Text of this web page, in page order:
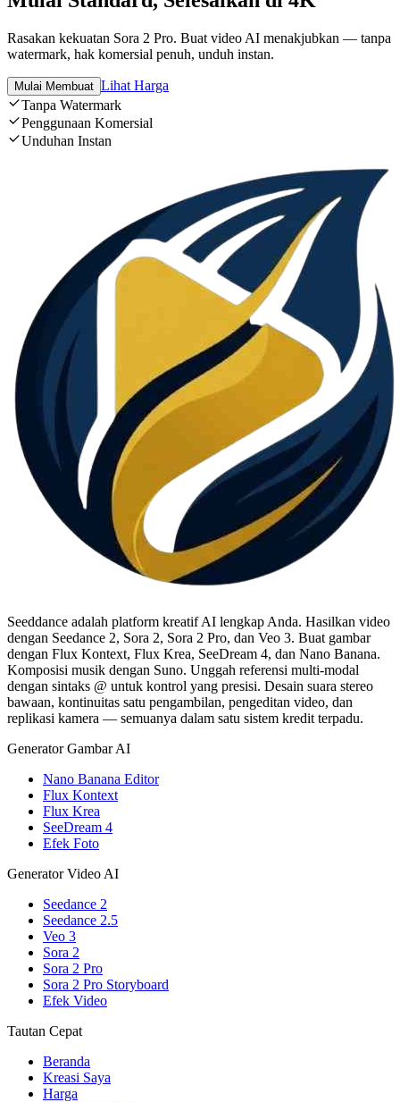
Rasakan kekuatan Sora 2 Pro. Buat video AI menakjubkan — tanpa
watermark, hak komersial penuh, unduh instan.
Mulai Membuat Lihat Harga
Tanpa Watermark
Penggunaan Komersial
Unduhan Instan
Seeddance adalah platform kreatif AI lengkap Anda. Hasilkan video
dengan Seedance 2, Sora 2, Sora 2 Pro, dan Veo 3. Buat gambar
dengan Flux Kontext, Flux Krea, SeeDream 4, dan Nano Banana.
Komposisi musik dengan Suno. Unggah referensi multi-modal
dengan sintaks @ untuk kontrol yang presisi. Desain suara stereo
bawaan, kontinuitas satu pengambilan, pengeditan video, dan
replikasi kamera — semuanya dalam satu sistem kredit terpadu.
Generator Gambar AI
Nano Banana Editor
Flux Kontext
Flux Krea
SeeDream 4
Efek Foto
Generator Video AI
Seedance 2
Seedance 2.5
Veo 3
Sora 2
Sora 2 Pro
Sora 2 Pro Storyboard
Efek Video
Tautan Cepat
Beranda
Kreasi Saya
Harga